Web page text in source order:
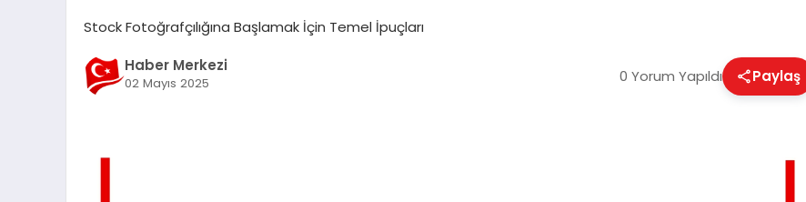
Stock Fotoğrafçılığına Başlamak İçin Temel İpuçları
Haber Merkezi
02 Mayıs 2025 0 Yorum Yapıldı Paylaş